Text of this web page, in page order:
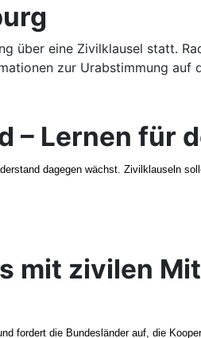
über eine Zivilklausel statt.
zur Urabstimmung auf
– Lernen für
dagegen wächst. Zivilklauseln
mit zivilen
fordert die Bundesländer auf, die